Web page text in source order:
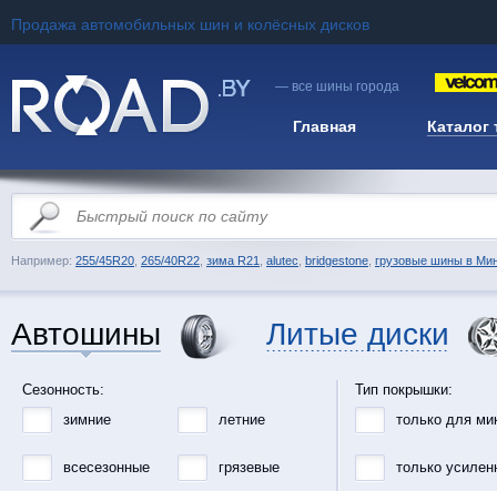
Продажа автомобильных шин и колёсных дисков
— все шины города
Главная Каталог
Например: 255/45R20 265/40R22 зима R21 alutec bridgestone грузовые шины в
Автошины Литые диски
Сезонность:
зимние
летние
всесезонные грязевые
Тип покрышки:
только для
только